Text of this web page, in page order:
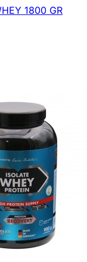
1800 GR